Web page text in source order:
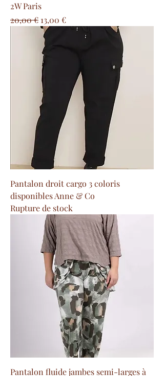
2W Paris
Prix original
20,00 € Prix promotionnel
13,00 €
Pantalon droit cargo 3 coloris
disponibles Anne & Co
Rupture de stock
Pantalon fluide jambes semi-larges à